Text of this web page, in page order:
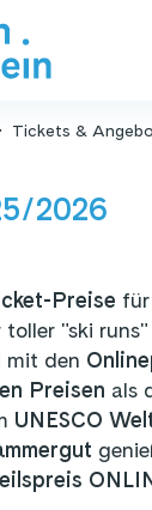
Tickets &
2026
Preise
"ski
mit den
Preisen als
UNESCO